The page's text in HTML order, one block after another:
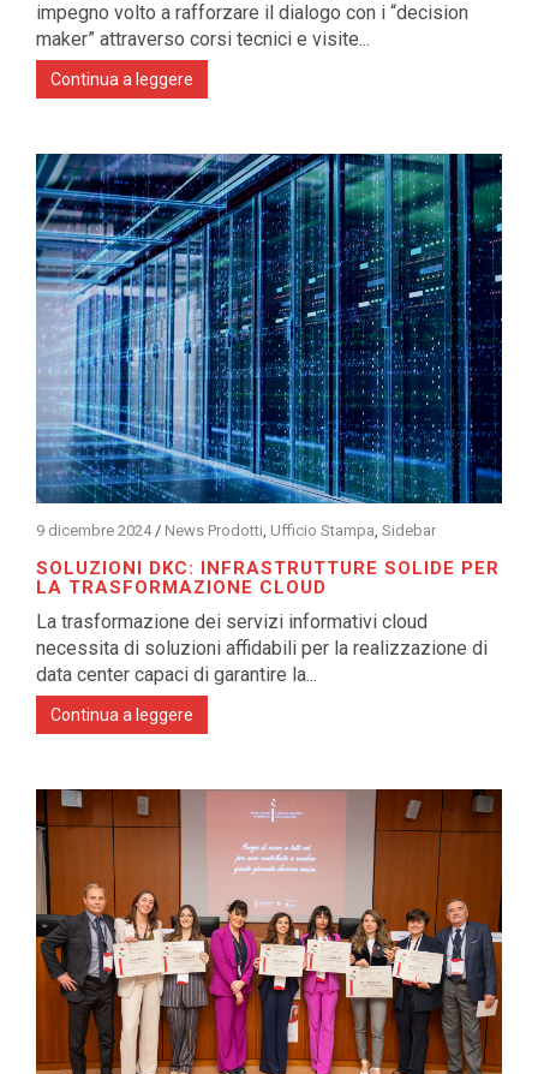
impegno volto a rafforzare il dialogo con i “decision
maker” attraverso corsi tecnici e visite...
Continua a leggere
9 dicembre 2024 / News Prodotti, Ufficio Stampa, Sidebar
SOLUZIONI DKC: INFRASTRUTTURE SOLIDE PER
LA TRASFORMAZIONE CLOUD
La trasformazione dei servizi informativi cloud
necessita di soluzioni affidabili per la realizzazione di
data center capaci di garantire la...
Continua a leggere